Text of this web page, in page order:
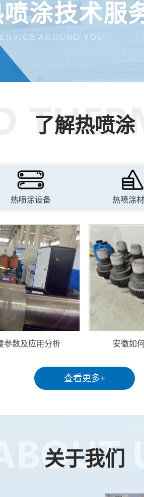
涂技术服
AROUND YOU
了解热喷涂
热喷涂设备 热喷涂
参数及应用分析 安徽如
查看更多+
关于我们